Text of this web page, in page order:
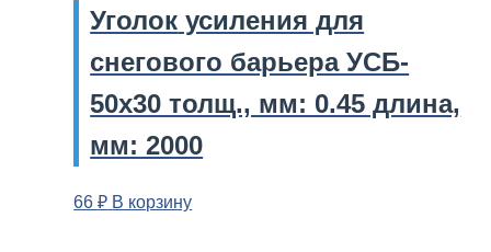
Уголок усиления для
снегового барьера УСБ-
50х30 толщ., мм: 0.45 длина,
мм: 2000
66₽ В корзину